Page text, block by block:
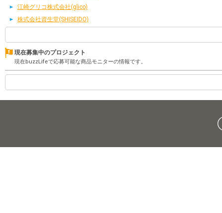
江崎グリコ株式会社(glico)
株式会社資生堂(SHISEIDO)
現在募集中のプロジェクト
現在buzzLifeで応募可能な商品モニターの情報です。